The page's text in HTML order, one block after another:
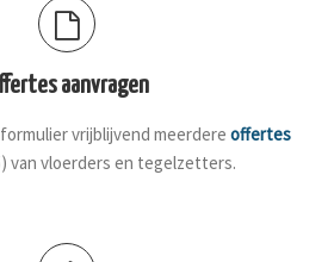
aanvragen
vrijblijvend meerdere offertes
van vloerders en tegelzetters.